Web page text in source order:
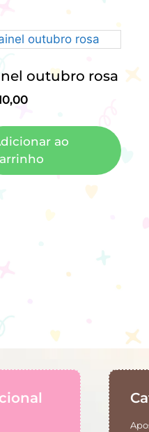
outubro rosa
ao